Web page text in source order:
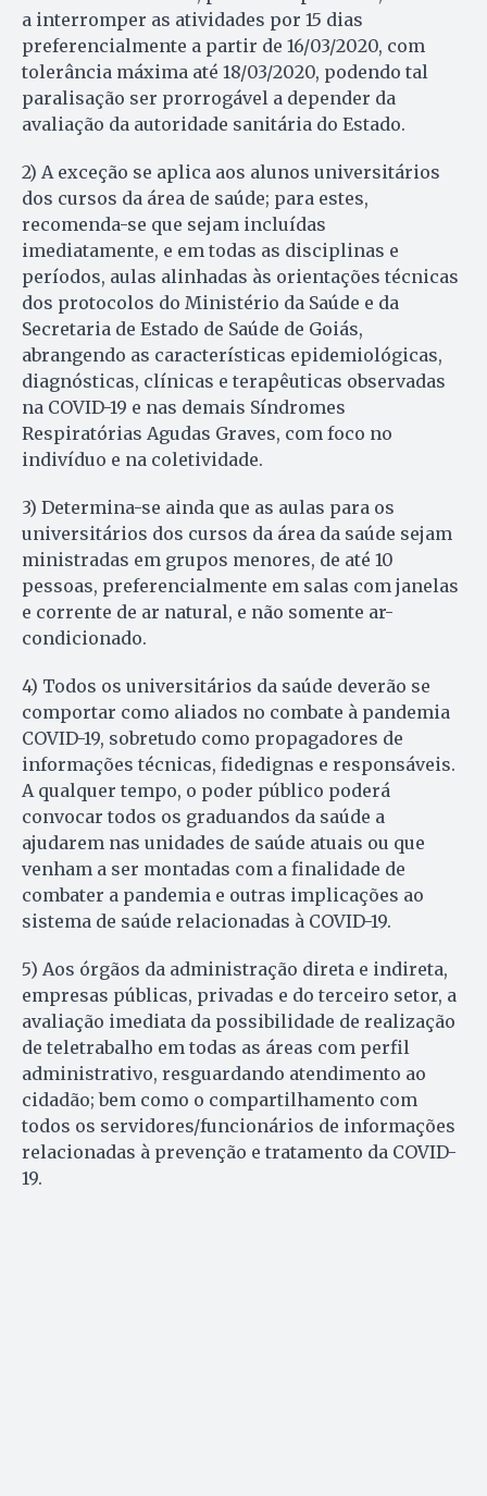
a interromper as atividades por 15 dias
preferencialmente a partir de 16/03/2020, com
tolerância máxima até 18/03/2020, podendo tal
paralisação ser prorrogável a depender da
avaliação da autoridade sanitária do Estado.
2) A exceção se aplica aos alunos universitários
dos cursos da área de saúde; para estes,
recomenda-se que sejam incluídas
imediatamente, e em todas as disciplinas e
períodos, aulas alinhadas às orientações técnicas
dos protocolos do Ministério da Saúde e da
Secretaria de Estado de Saúde de Goiás,
abrangendo as características epidemiológicas,
diagnósticas, clínicas e terapêuticas observadas
na COVID-19 e nas demais Síndromes
Respiratórias Agudas Graves, com foco no
indivíduo e na coletividade.
3) Determina-se ainda que as aulas para os
universitários dos cursos da área da saúde sejam
ministradas em grupos menores, de até 10
pessoas, preferencialmente em salas com janelas
e corrente de ar natural, e não somente ar-
condicionado.
4) Todos os universitários da saúde deverão se
comportar como aliados no combate à pandemia
COVID-19, sobretudo como propagadores de
informações técnicas, fidedignas e responsáveis.
A qualquer tempo, o poder público poderá
convocar todos os graduandos da saúde a
ajudarem nas unidades de saúde atuais ou que
venham a ser montadas com a finalidade de
combater a pandemia e outras implicações ao
sistema de saúde relacionadas à COVID-19.
5) Aos órgãos da administração direta e indireta,
empresas públicas, privadas e do terceiro setor, a
avaliação imediata da possibilidade de realização
de teletrabalho em todas as áreas com perfil
administrativo, resguardando atendimento ao
cidadão; bem como o compartilhamento com
todos os servidores/funcionários de informações
relacionadas à prevenção e tratamento da COVID-
19.